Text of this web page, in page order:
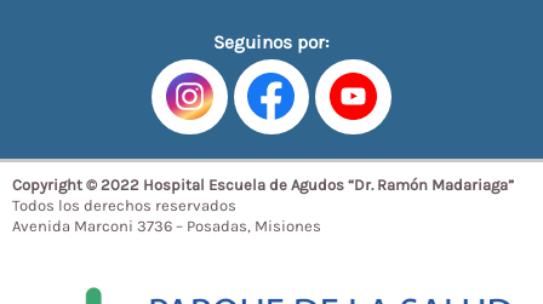
Seguinos por:
Copyright © 2022 Hospital Escuela de Agudos “Dr. Ramón Madariaga”
Todos los derechos reservados
Avenida Marconi 3736 – Posadas, Misiones